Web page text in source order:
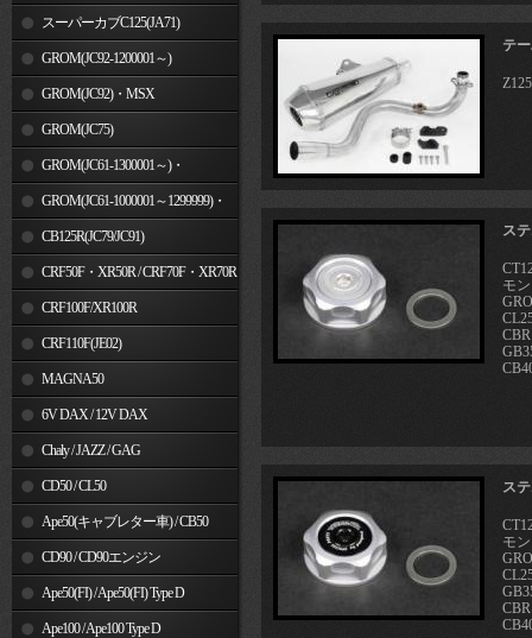
スーパーカブC125(JA71)
GROM(JC92-1200001～)
GROM(JC92)・MSX
GROM(MLHJC92)
GROM(JC75)
GROM(JC61-1300001～)・
MSX125SF
GROM(JC61-1000001～1299999)・
MSX125CB125R(JC79/JC91)
CRF50F・XR50R / CRF70F・XR70R
CRF100F/XR100R
CRF110F(JE02)
MAGNA50
6V DAX / 12V DAX
Chaly / JAZZ / GAG
CD50 / CL50
Ape50(キャブレター車) / CB50
CD90 / CD90エンジン
Ape50(FI) / Ape50(FI) Type D
Ape100 / Ape100 Type D
テ
ス
モ
ス
モ